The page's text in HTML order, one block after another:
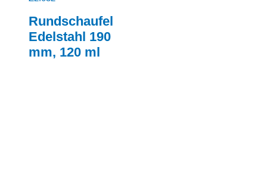
Rundschaufel
Edelstahl 190
mm, 120 ml